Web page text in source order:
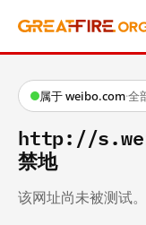
属于 weibo.com·全
http://
禁地
该网址尚未被测试。